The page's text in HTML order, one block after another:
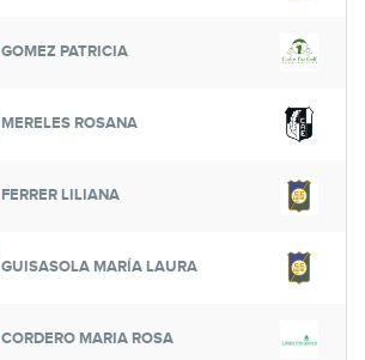
GOMEZ PATRICIA
MERELES ROSANA
FERRER LILIANA
GUISASOLA MARÍA LAURA
CORDERO MARIA ROSA